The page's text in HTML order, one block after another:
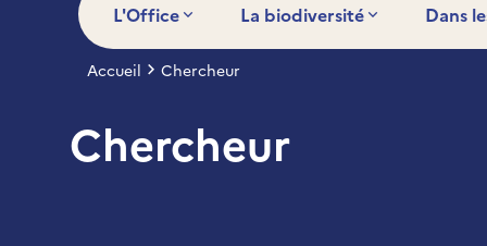
L'Office La biodiversité Dans
Accueil Chercheur
Chercheur